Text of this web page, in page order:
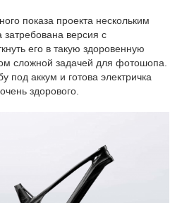
показа проекта нескольким
версия с
его в такую здоровенную
сложной задачей для фотошопа.
аккум и готова электричка
здорового.